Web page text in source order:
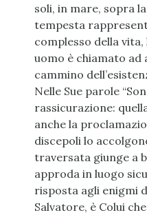
soli, in mare, sopra
tempesta
complesso della
uomo è chiamato
cammino
Nelle Sue parole
rassicurazione:
anche la
discepoli lo
traversata giunge a
approda in luogo
risposta agli enigmi
Salvatore, è Colui